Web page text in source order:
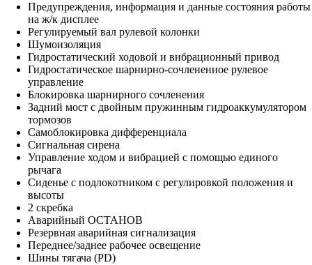
Предупреждения, информация и данные состояния работы
на ж/к дисплее
Регулируемый вал рулевой колонки
Шумоизоляция
Гидростатический ходовой и вибрационный привод
Гидростатическое шарнирно-сочлененное рулевое
управление
Блокировка шарнирного сочленения
Задний мост с двойным пружинным гидроаккумулятором
тормозов
Самоблокировка дифференциала
Сигнальная сирена
Управление ходом и вибрацией с помощью единого
рычага
Сиденье с подлокотником с регулировкой положения и
высоты
2 скребка
Аварийный ОСТАНОВ
Резервная аварийная сигнализация
Переднее/заднее рабочее освещение
Шины тягача (PD)